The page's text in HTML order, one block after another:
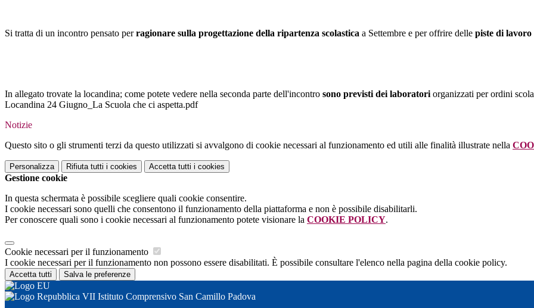
Si tratta di un incontro pensato perragionare sulla progettazione della ripartenza scolastica a Settembre e per offrire delle piste di lavoro
In allegato trovate la locandina; come potete vedere nella seconda parte dell'incontro sono previsti dei laboratori organizzati per ordini
Locandina 24 Giugno_La Scuola che ci aspetta.pdf
Notizie
Questo sito o gli strumenti terzi da questo utilizzati si avvalgono di cookie necessari al funzionamento ed utili alle finalità illustrate nella
Personalizza Rifiuta tutti i cookies Accetta tutti i cookies
Gestione cookie
In questa schermata è possibile scegliere quali cookie consentire.
I cookie necessari sono quelli che consentono il funzionamento della piattaforma e non è possibile disabilitarli.
Per conoscere quali sono i cookie necessari al funzionamento potete visionare la COOKIE POLICY.
Cookie necessari per il funzionamento
I cookie necessari per il funzionamento non possono essere disabilitati. È possibile consultare l'elenco nella pagina della cookie policy.
Accetta tutti Salva le preferenze
VII Istituto Comprensivo San Camillo Padova